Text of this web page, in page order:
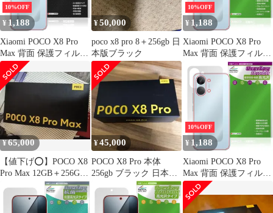
10%OFF
¥ 1,188
Xiaomi POCO X8 Pro
Max 背面 保護フィルム
OverLay 9H Plus for シ
ャオミー ポコ プロ マ
ックス 9H高硬度 さら
さら手触り反射防止
¥50,000
poco x8 pro 8＋256gb 日
本版ブラック
10%OFF
¥ 1,188
Xiaomi POCO X8 Pro
Max 背面 保護フィルム
OverLay Absorber 低反
射 for シャオミー ポコ
プロ マックス 衝撃吸収
反射防止 抗菌
¥65,000
【値下げ️⭕️】POCO X8
Pro Max 12GB＋256GB
¥45,000
POCO X8 Pro 本体
256gb ブラック 日本語
10%OFF
¥ 1,188
Xiaomi POCO X8 Pro
Max 背面 保護フィルム
OverLay Absorber 高光
沢 for シャオミー ポコ
プロ マックス 衝撃吸収